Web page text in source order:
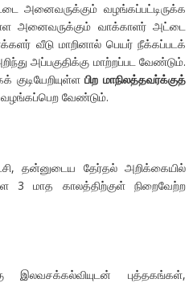
அனைவருக்கும் வழங்கப்பட்டிருக்க
அனைவருக்கும் வாக்காளர் அட்டை
வீடு மாறினால் பெயர் நீக்கப்படக்
அப்பகுதிக்கு மாற்றப்பட வேண்டும்.
குடியேறியுள்ளபிற மாநிலத்தவர்க்குத்
வேண்டும்.
தன்னுடைய தேர்தல் அறிக்கையில்
3 மாத காலத்திற்குள் நிறைவேற்ற
இலவசக்கல்வியுடன் புத்தகங்கள்,